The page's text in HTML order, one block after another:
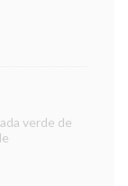
verde de